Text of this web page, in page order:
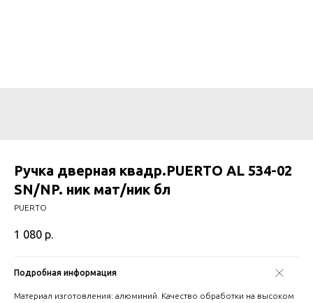
Ручка дверная квадр.PUERTO AL 534-02
SN/NP. ник мат/ник бл
PUERTO
1 080 р.
Подробная информация
Материал изготовления: алюминий. Качество обработки на высоком